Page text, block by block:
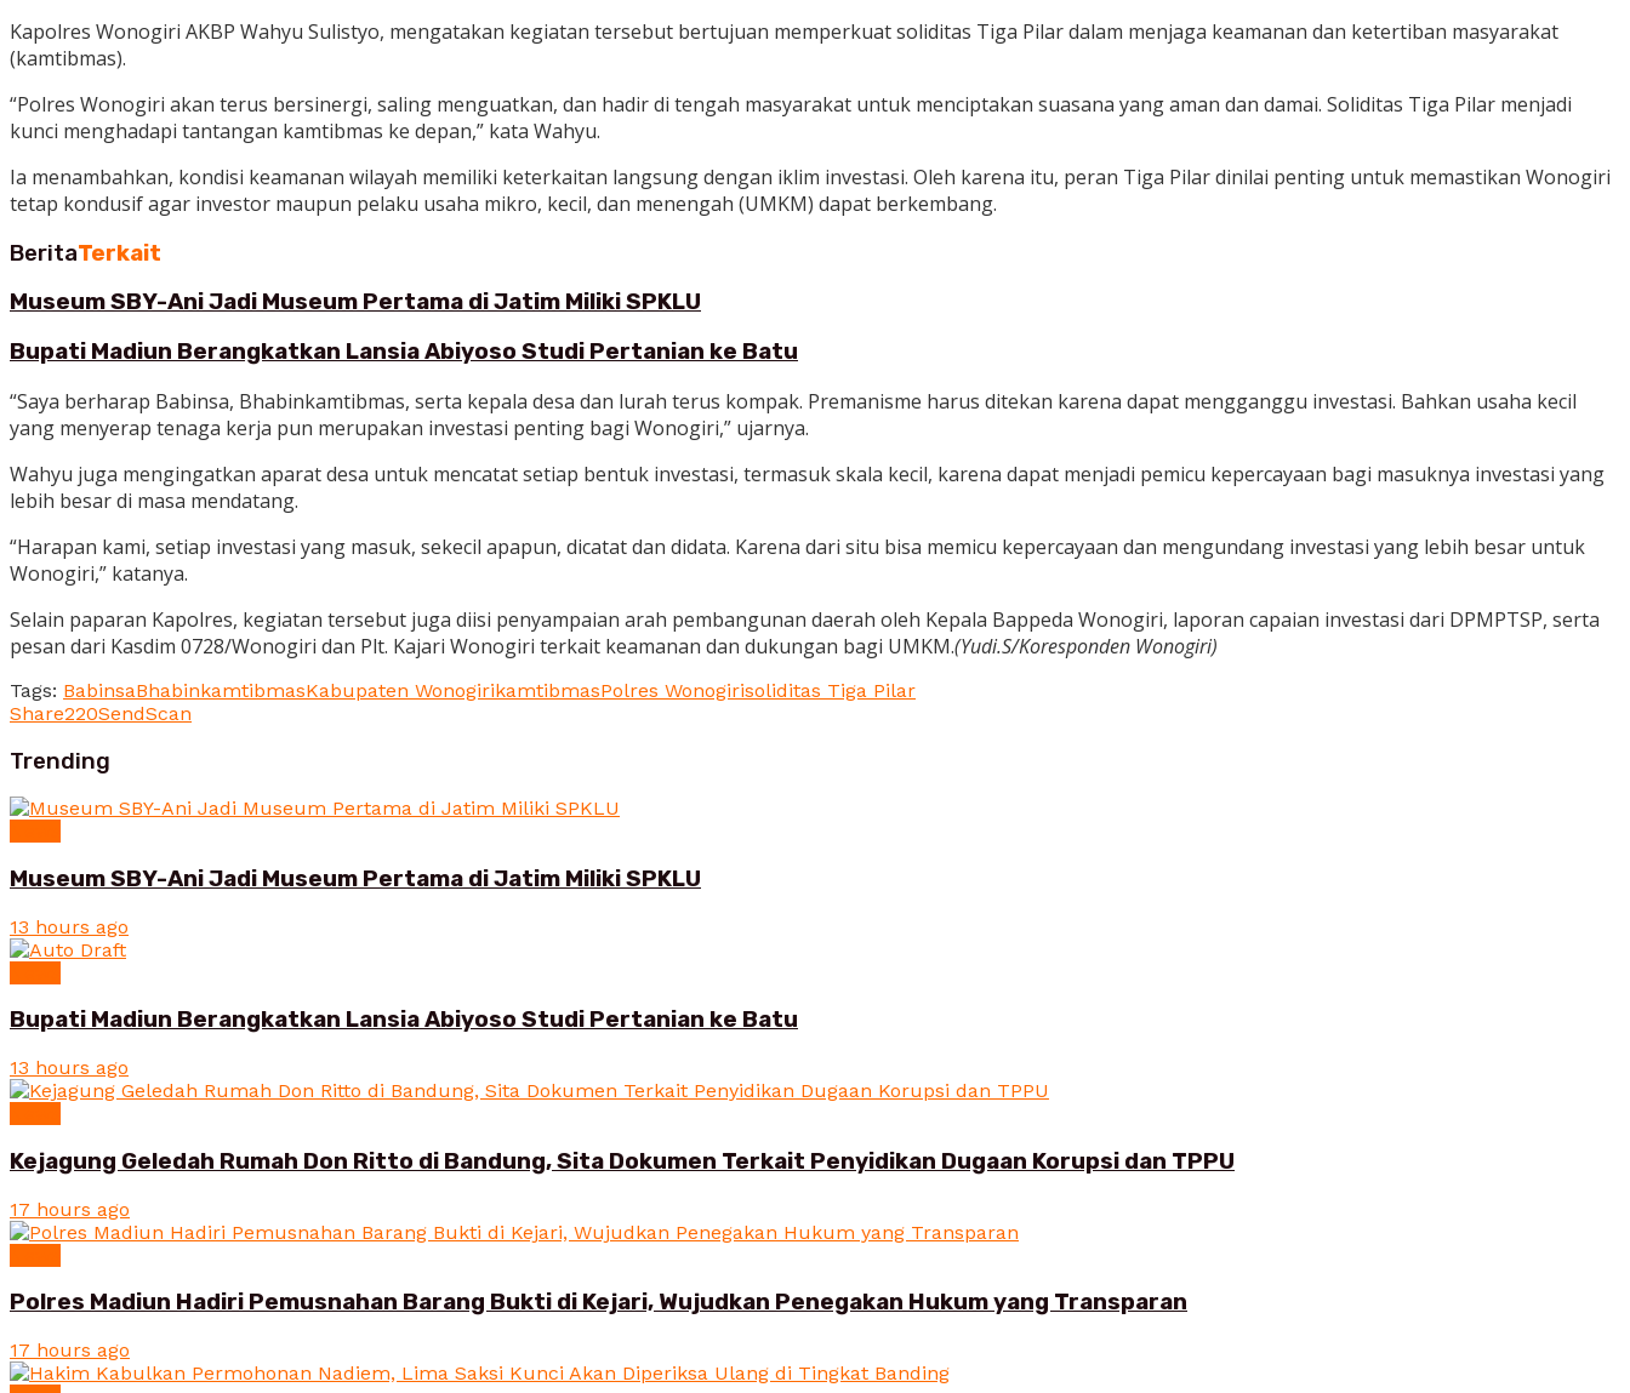
Kapolres Wonogiri AKBP Wahyu Sulistyo, mengatakan kegiatan tersebut bertujuan memperkuat soliditas Tiga Pilar dalam menjaga keamanan dan ketertiban masyarakat
(kamtibmas).
“Polres Wonogiri akan terus bersinergi, saling menguatkan, dan hadir di tengah masyarakat untuk menciptakan suasana yang aman dan damai. Soliditas Tiga Pilar menjadi
kunci menghadapi tantangan kamtibmas ke depan,” kata Wahyu.
Ia menambahkan, kondisi keamanan wilayah memiliki keterkaitan langsung dengan iklim investasi. Oleh karena itu, peran Tiga Pilar dinilai penting untuk memastikan Wonogiri
tetap kondusif agar investor maupun pelaku usaha mikro, kecil, dan menengah (UMKM) dapat berkembang.
BeritaTerkait
Museum SBY-Ani Jadi Museum Pertama di Jatim Miliki SPKLU
Bupati Madiun Berangkatkan Lansia Abiyoso Studi Pertanian ke Batu
“Saya berharap Babinsa, Bhabinkamtibmas, serta kepala desa dan lurah terus kompak. Premanisme harus ditekan karena dapat mengganggu investasi. Bahkan usaha kecil
yang menyerap tenaga kerja pun merupakan investasi penting bagi Wonogiri,” ujarnya.
Wahyu juga mengingatkan aparat desa untuk mencatat setiap bentuk investasi, termasuk skala kecil, karena dapat menjadi pemicu kepercayaan bagi masuknya investasi yang
lebih besar di masa mendatang.
“Harapan kami, setiap investasi yang masuk, sekecil apapun, dicatat dan didata. Karena dari situ bisa memicu kepercayaan dan mengundang investasi yang lebih besar untuk
Wonogiri,” katanya.
Selain paparan Kapolres, kegiatan tersebut juga diisi penyampaian arah pembangunan daerah oleh Kepala Bappeda Wonogiri, laporan capaian investasi dari DPMPTSP, serta
pesan dari Kasdim 0728/Wonogiri dan Plt. Kajari Wonogiri terkait keamanan dan dukungan bagi UMKM.(Yudi.S/Koresponden Wonogiri)
Tags: BabinsaBhabinkamtibmasKabupaten WonogirikamtibmasPolres Wonogirisoliditas Tiga Pilar
Share220SendScan
Trending
Museum SBY-Ani Jadi Museum Pertama di Jatim Miliki SPKLU
13 hours ago
Bupati Madiun Berangkatkan Lansia Abiyoso Studi Pertanian ke Batu
13 hours ago
Kejagung Geledah Rumah Don Ritto di Bandung, Sita Dokumen Terkait Penyidikan Dugaan Korupsi dan TPPU
17 hours ago
Polres Madiun Hadiri Pemusnahan Barang Bukti di Kejari, Wujudkan Penegakan Hukum yang Transparan
17 hours ago